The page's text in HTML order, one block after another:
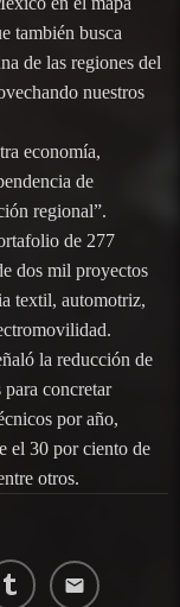
también busca
de las regiones del
nuestros
economía,
de
regional”.
de 277
dos mil proyectos
textil, automotriz,
la reducción de
concretar
por año,
el 30 por ciento de
otros.
email